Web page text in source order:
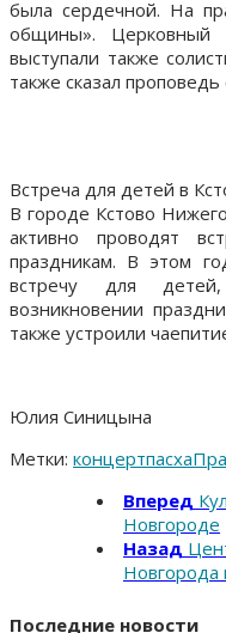
была сердечной. На
общины». Церковный
выступали также
также сказал проповедь
Встреча для детей в
В городе Кстово
активно проводят
праздникам. В этом
встречу для
возникновении
также устроили
Юлия Синицына
Метки: концертпасха
Вперед
Новгороде
Назад
Новгорода
Последние новости